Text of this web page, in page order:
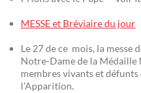
MESSE et Bréviaire du jour
Le 27 de ce mois, la messe
Notre-Dame de la Médaille
membres vivants et
l’Apparition.